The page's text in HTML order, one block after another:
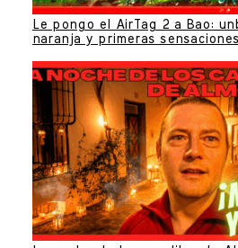
Le pongo el AirTag 2 a Bao:
naranja y primeras